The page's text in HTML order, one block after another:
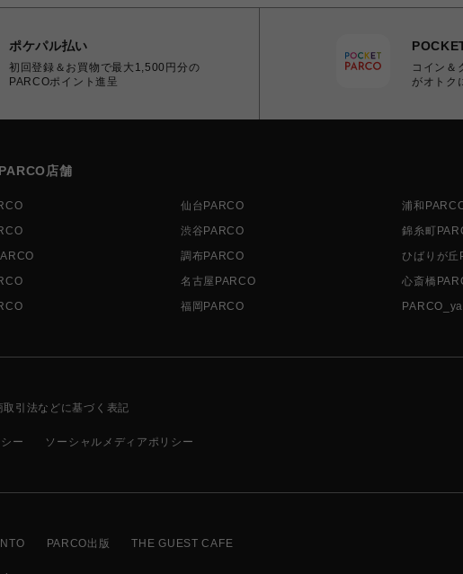
ポケパル払い
初回登録＆お買物で最大1,500円分の
PARCOポイント進呈
コイン＆
がオトク
店舗
仙台PARCO
浦和
渋谷PARCO
錦糸町
調布PARCO
ひばりが丘
名古屋PARCO
心斎橋
福岡PARCO
取引法などに基づく表記
ー ソーシャルメディアポリシー
PARCO出版 THE GUEST CAFE